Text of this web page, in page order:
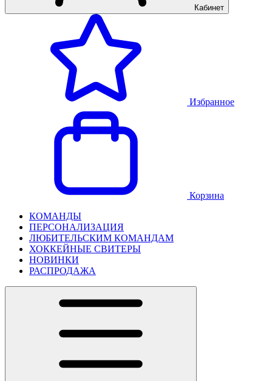
Кабинет
Избранное
Корзина
КОМАНДЫ
ПЕРСОНАЛИЗАЦИЯ
ЛЮБИТЕЛЬСКИМ КОМАНДАМ
ХОККЕЙНЫЕ СВИТЕРЫ
НОВИНКИ
РАСПРОДАЖА